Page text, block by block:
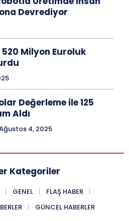
Devrediyor
Milyon Euroluk
Değerleme ile 125
Aldı
4, 2025
Kategoriler
GENEL
FLAŞ HABER
GÜNCEL HABERLER